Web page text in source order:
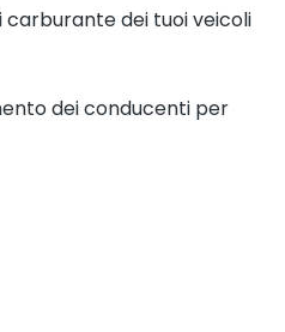
dei tuoi veicoli
dei conducenti per